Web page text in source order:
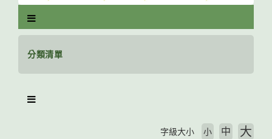
分類清單
字級大小 小 中 大